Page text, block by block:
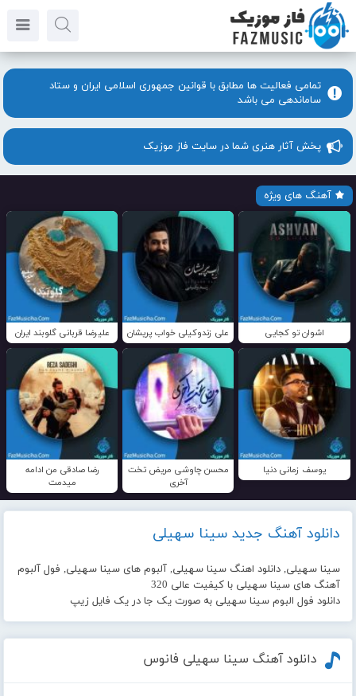
تمامی فعالیت ها مطابق با قوانین جمهوری اسلامی ایران و ستاد
ساماندهی می باشد
پخش آثار هنری شما در سایت فاز موزیک
آهنگ های ویژه
اشوان تو کجایی علی زندوکیلی خواب پریشان علیرضا قربانی گلوبند ایران
یوسف زمانی دنیا
محسن چاوشی مریض تخت
آخری
رضا صادقی من ادامه
میدمت
دانلود آهنگ جدید سینا سهیلی
سینا سهیلی, دانلود اهنگ سینا سهیلی, آلبوم های سینا سهیلی, فول آلبوم
آهنگ های سینا سهیلی با کیفیت عالی 320
دانلود فول البوم سینا سهیلی به صورت یک جا در یک فایل زیپ
دانلود آهنگ سینا سهیلی فانوس